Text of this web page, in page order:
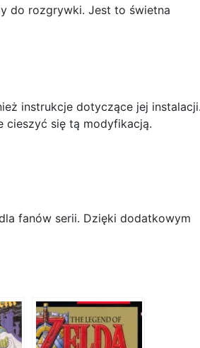
do rozgrywki. Jest to świetna
instrukcje dotyczące jej instalacji.
cieszyć się tą modyfikacją.
fanów serii. Dzięki dodatkowym